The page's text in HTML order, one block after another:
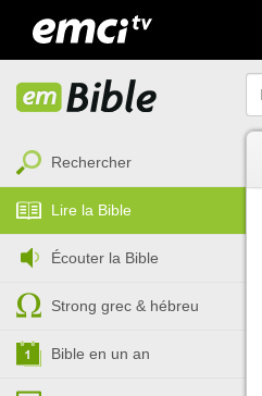
Rechercher
Lire la Bible
Écouter la Bible
Strong grec & hébreu
Bible en un an